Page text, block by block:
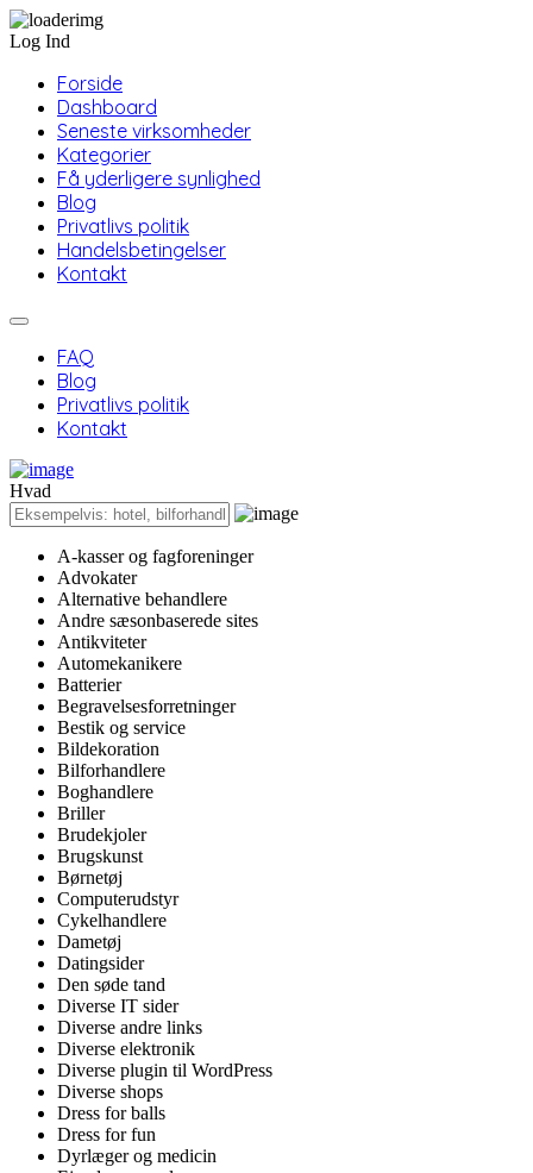
Log Ind
Forside
Dashboard
Seneste virksomheder
Kategorier
Få yderligere synlighed
Blog
Privatlivs politik
Handelsbetingelser
Kontakt
FAQ
Blog
Privatlivs politik
Kontakt
Hvad
A-kasser og fagforeninger
Advokater
Alternative behandlere
Andre sæsonbaserede sites
Antikviteter
Automekanikere
Batterier
Begravelsesforretninger
Bestik og service
Bildekoration
Bilforhandlere
Boghandlere
Briller
Brudekjoler
Brugskunst
Børnetøj
Computerudstyr
Cykelhandlere
Dametøj
Datingsider
Den søde tand
Diverse IT sider
Diverse andre links
Diverse elektronik
Diverse plugin til WordPress
Diverse shops
Dress for balls
Dress for fun
Dyrlæger og medicin